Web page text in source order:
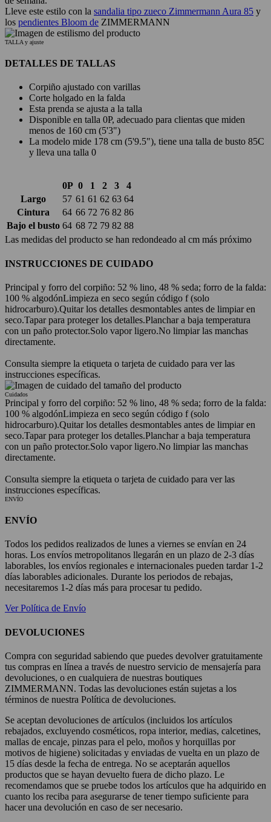
Lleve este estilo con la sandalia tipo zueco Zimmermann Aura 85 y
los pendientes Bloom de ZIMMERMANN
TALLA y ajuste
DETALLES DE TALLAS
Corpiño ajustado con varillas
Corte holgado en la falda
Esta prenda se ajusta a la talla
Disponible en talla 0P, adecuado para clientas que miden
menos de 160 cm (5'3")
La modelo mide 178 cm (5'9.5"), tiene una talla de busto 85C
y lleva una talla 0
0P 0 1 2 3
4
Largo
57 61 61 62 63 64
Cintura
64 66 72 76 82 86
Bajo el busto 64 68 72 79 82 88
Las medidas del producto se han redondeado al cm más próximo
INSTRUCCIONES DE CUIDADO
Principal y forro del corpiño: 52 % lino, 48 % seda; forro de la falda:
100 % algodónLimpieza en seco según código f (solo
hidrocarburo).Quitar los detalles desmontables antes de limpiar en
seco.Tapar para proteger los detalles.Planchar a baja temperatura
con un paño protector.Solo vapor ligero.No limpiar las manchas
directamente.
Consulta siempre la etiqueta o tarjeta de cuidado para ver las
instrucciones específicas.
Cuidados
Principal y forro del corpiño: 52 % lino, 48 % seda; forro de la falda:
100 % algodónLimpieza en seco según código f (solo
hidrocarburo).Quitar los detalles desmontables antes de limpiar en
seco.Tapar para proteger los detalles.Planchar a baja temperatura
con un paño protector.Solo vapor ligero.No limpiar las manchas
directamente.
Consulta siempre la etiqueta o tarjeta de cuidado para ver las
instrucciones específicas.
ENVÍO
ENVÍO
Todos los pedidos realizados de lunes a viernes se envían en 24
horas. Los envíos metropolitanos llegarán en un plazo de 2-3 días
laborables, los envíos regionales e internacionales pueden tardar 1-2
días laborables adicionales. Durante los periodos de rebajas,
necesitaremos 1-2 días más para procesar tu pedido.
Ver Política de Envío
DEVOLUCIONES
Compra con seguridad sabiendo que puedes devolver gratuitamente
tus compras en línea a través de nuestro servicio de mensajería para
devoluciones, o en cualquiera de nuestras boutiques
ZIMMERMANN. Todas las devoluciones están sujetas a los
términos de nuestra Política de devoluciones.
Se aceptan devoluciones de artículos (incluidos los artículos
rebajados, excluyendo cosméticos, ropa interior, medias, calcetines,
mallas de encaje, pinzas para el pelo, moños y horquillas por
motivos de higiene) solicitadas y enviadas de vuelta en un plazo de
15 días desde la fecha de entrega. No se aceptarán aquellos
productos que se hayan devuelto fuera de dicho plazo. Le
recomendamos que se pruebe todos los artículos que ha adquirido en
cuanto los reciba para asegurarse de tener tiempo suficiente para
hacer una devolución en caso de ser necesario.